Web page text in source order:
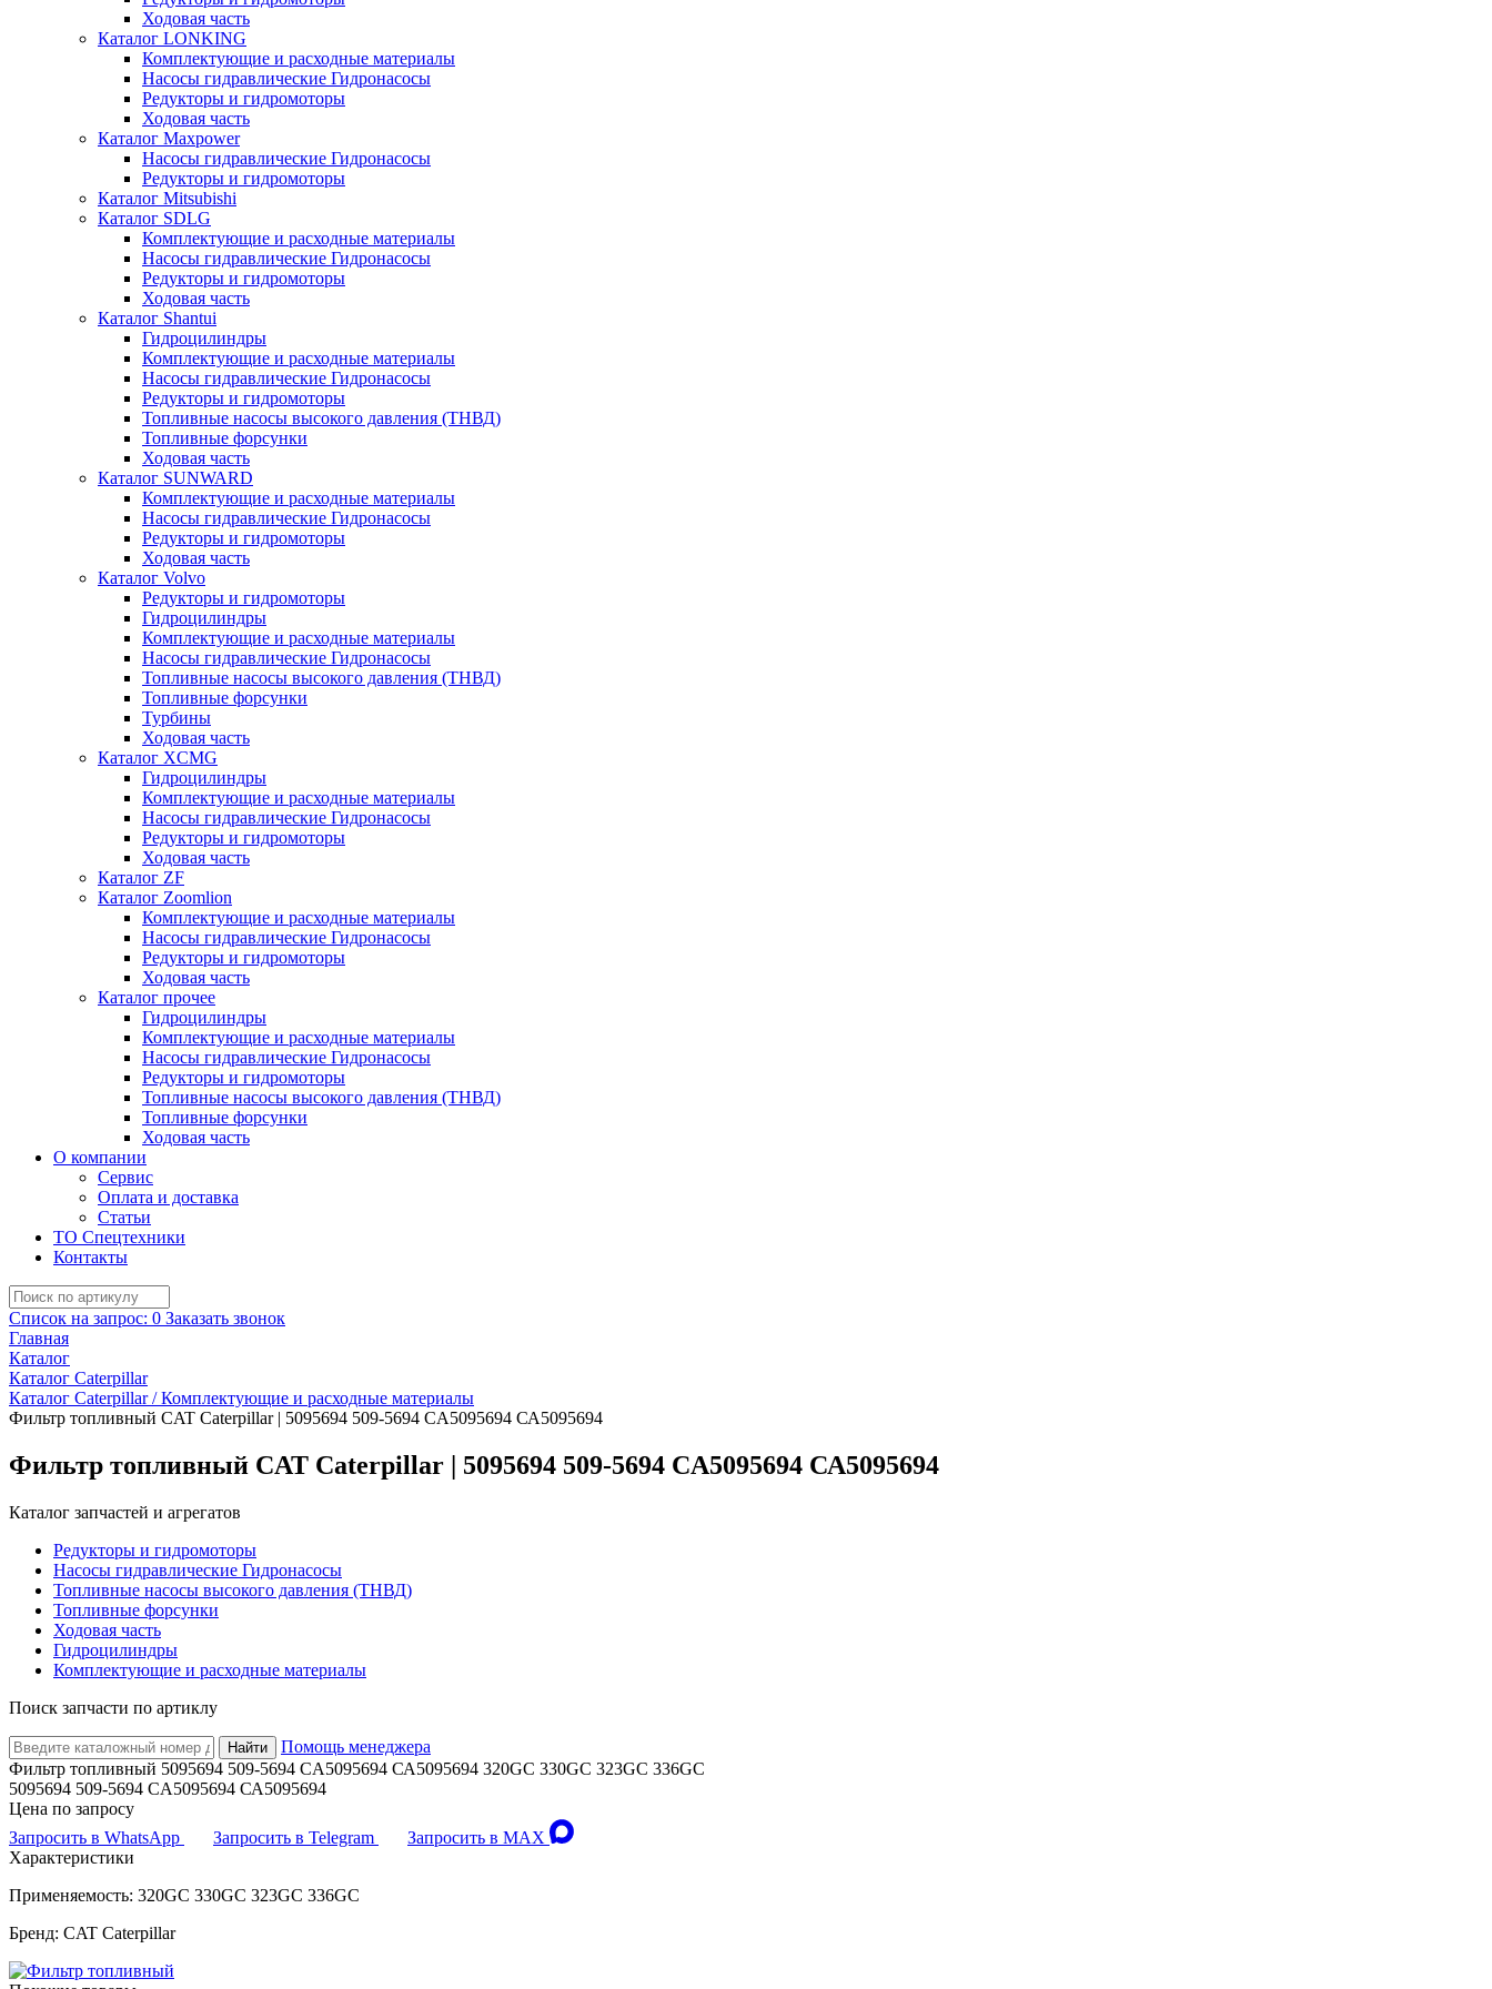
Ходовая часть
Каталог LONKING
Комплектующие и расходные материалы
Насосы гидравлические Гидронасосы
Редукторы и гидромоторы
Ходовая часть
Каталог Maxpower
Насосы гидравлические Гидронасосы
Редукторы и гидромоторы
Каталог Mitsubishi
Каталог SDLG
Комплектующие и расходные материалы
Насосы гидравлические Гидронасосы
Редукторы и гидромоторы
Ходовая часть
Каталог Shantui
Гидроцилиндры
Комплектующие и расходные материалы
Насосы гидравлические Гидронасосы
Редукторы и гидромоторы
Топливные насосы высокого давления (ТНВД)
Топливные форсунки
Ходовая часть
Каталог SUNWARD
Комплектующие и расходные материалы
Насосы гидравлические Гидронасосы
Редукторы и гидромоторы
Ходовая часть
Каталог Volvo
Редукторы и гидромоторы
Гидроцилиндры
Комплектующие и расходные материалы
Насосы гидравлические Гидронасосы
Топливные насосы высокого давления (ТНВД)
Топливные форсунки
Турбины
Ходовая часть
Каталог XCMG
Гидроцилиндры
Комплектующие и расходные материалы
Насосы гидравлические Гидронасосы
Редукторы и гидромоторы
Ходовая часть
Каталог ZF
Каталог Zoomlion
Комплектующие и расходные материалы
Насосы гидравлические Гидронасосы
Редукторы и гидромоторы
Ходовая часть
Каталог прочее
Гидроцилиндры
Комплектующие и расходные материалы
Насосы гидравлические Гидронасосы
Редукторы и гидромоторы
Топливные насосы высокого давления (ТНВД)
Топливные форсунки
Ходовая часть
О компании
Сервис
Оплата и доставка
Статьи
ТО Спецтехники
Контакты
Список на запрос: 0 Заказать звонок
Главная
Каталог
Каталог Caterpillar
Каталог Caterpillar / Комплектующие и расходные материалы
Фильтр топливный CAT Caterpillar | 5095694 509-5694 CA5095694 СА5095694
Фильтр топливный CAT Caterpillar | 5095694 509-5694 CA5095694 СА5095694
Каталог запчастей и агрегатов
Редукторы и гидромоторы
Насосы гидравлические Гидронасосы
Топливные насосы высокого давления (ТНВД)
Топливные форсунки
Ходовая часть
Гидроцилиндры
Комплектующие и расходные материалы
Поиск запчасти по артиклу
Найти
Помощь менеджера
Фильтр топливный 5095694 509-5694 CA5095694 СА5095694 320GC 330GC 323GC 336GC
5095694 509-5694 CA5095694 СА5095694
Цена по запросу
Запросить в WhatsApp
Запросить в Telegram
Запросить в MAX
Характеристики
Применяемость: 320GC 330GC 323GC 336GC
Бренд: CAT Caterpillar